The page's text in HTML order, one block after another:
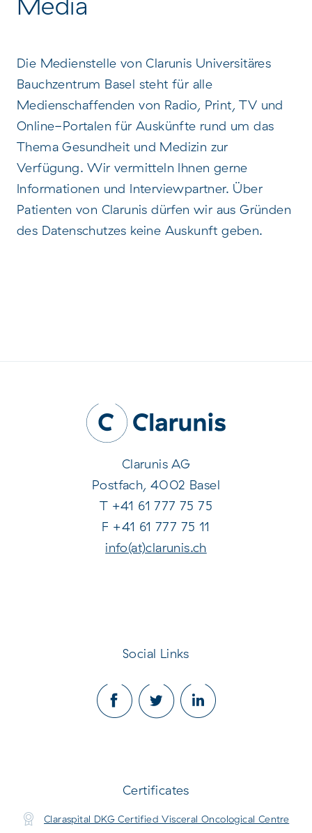
Die Medienstelle von Clarunis Universitäres
Bauchzentrum Basel steht für alle
Medienschaffenden von Radio, Print, TV und
Online-Portalen für Auskünfte rund um das
Thema Gesundheit und Medizin zur
Verfügung. Wir vermitteln Ihnen gerne
Informationen und Interviewpartner. Über
Patienten von Clarunis dürfen wir aus Gründen
des Datenschutzes keine Auskunft geben.
Clarunis AG
Postfach, 4002 Basel
T +41 61 777 75 75
F +41 61 777 75 11
info(at)clarunis.ch
Social Links
Certificates
Claraspital DKG Certified Visceral Oncological Centre